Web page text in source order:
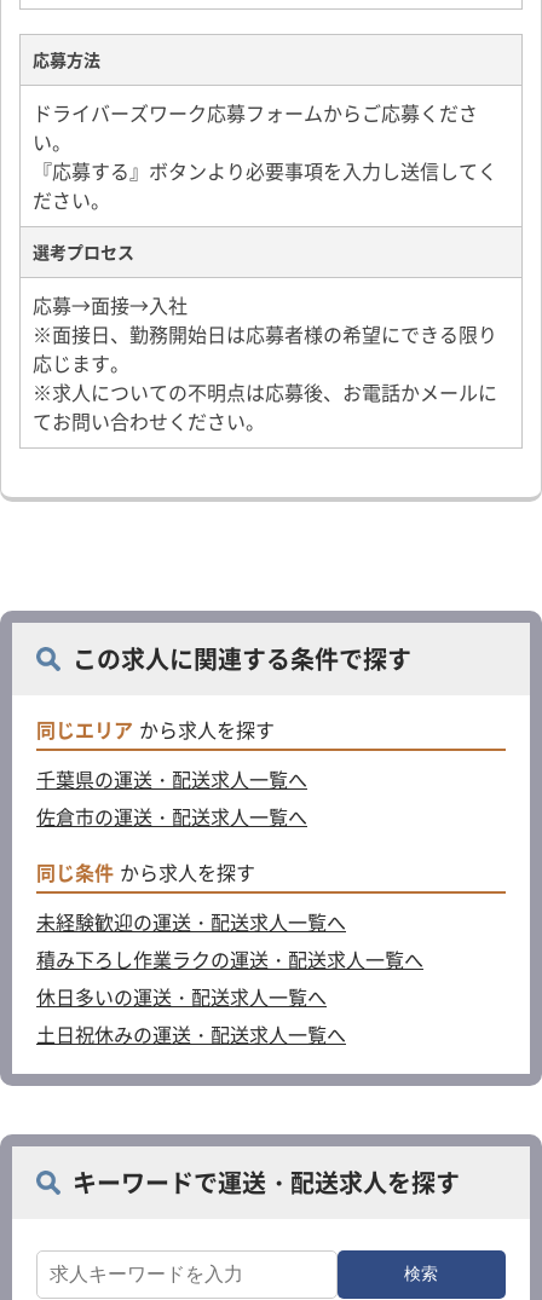
免許取得補助制度
慶弔見舞金制度
各種社会保険完備
その他諸手当有
応募方法
ドライバーズワーク応募フォームからご応募くださ
い。
『応募する』ボタンより必要事項を入力し送信してく
ださい。
選考プロセス
応募→面接→入社
※面接日、勤務開始日は応募者様の希望にできる限り
応じます。
※求人についての不明点は応募後、お電話かメールに
てお問い合わせください。
この求人に関連する条件で探す
同じエリア から求人を探す
千葉県の運送・配送求人一覧へ
佐倉市の運送・配送求人一覧へ
同じ条件 から求人を探す
未経験歓迎の運送・配送求人一覧へ
積み下ろし作業ラクの運送・配送求人一覧へ
休日多いの運送・配送求人一覧へ
土日祝休みの運送・配送求人一覧へ
キーワードで運送・配送求人を探す